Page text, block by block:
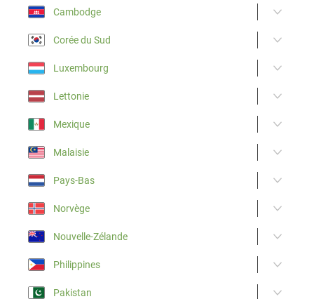
Cambodge
Corée du Sud
Luxembourg
Lettonie
Mexique
Malaisie
Pays-Bas
Norvège
Nouvelle-Zélande
Philippines
Pakistan